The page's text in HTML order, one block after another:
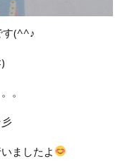
す(^^♪
。
ましたよ